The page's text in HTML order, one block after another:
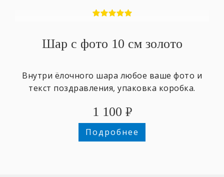
Шар с фото 10 см золото
Внутри ёлочного шара любое ваше фото и
текст поздравления, упаковка коробка.
1 100 ₽
Подробнее